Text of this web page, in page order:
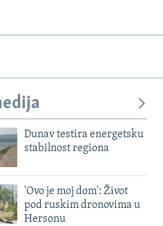
Dunav testira energetsku
stabilnost regiona
'Ovo je moj dom': Život
pod ruskim dronovima u
Hersonu